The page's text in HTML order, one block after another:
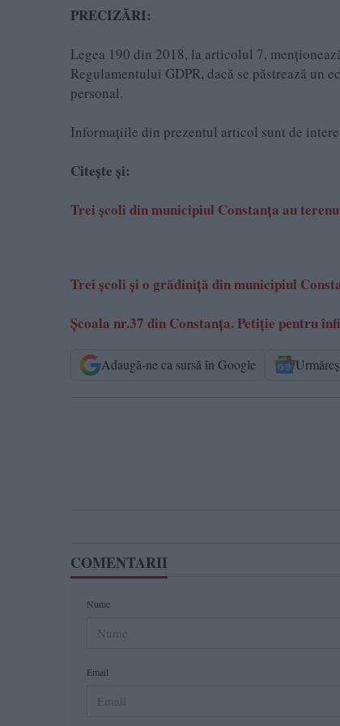
PRECIZĂRI:
Legea 190 din 2018, la articolul 7,
Regulamentului GDPR, dacă se păstrează
personal.
Informațiile din prezentul articol sunt de
Citește și:
Trei școli din municipiul Constanța au
Trei școli și o grădiniță din municipiul
Școala nr.37 din Constanța. Petiție pentru
Adaugă-ne ca sursă în Google
COMENTARII
Nume
Email